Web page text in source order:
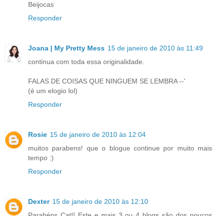
Beijocas
Responder
Joana | My Pretty Mess 15 de janeiro de 2010 às 11:49
continua com toda essa originalidade.
FALAS DE COISAS QUE NINGUEM SE LEMBRA --'
(é um elogio lol)
Responder
Rosie 15 de janeiro de 2010 às 12:04
muitos parabens! que o blogue continue por muito mais
tempo :)
Responder
Dexter 15 de janeiro de 2010 às 12:10